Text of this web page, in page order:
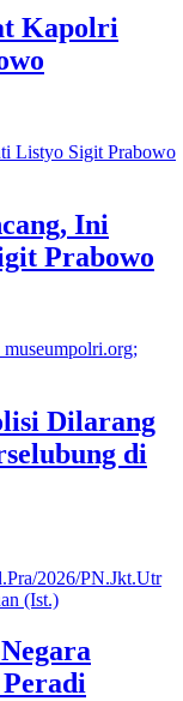
Kapolri
Ini
Prabowo
Dilarang
di